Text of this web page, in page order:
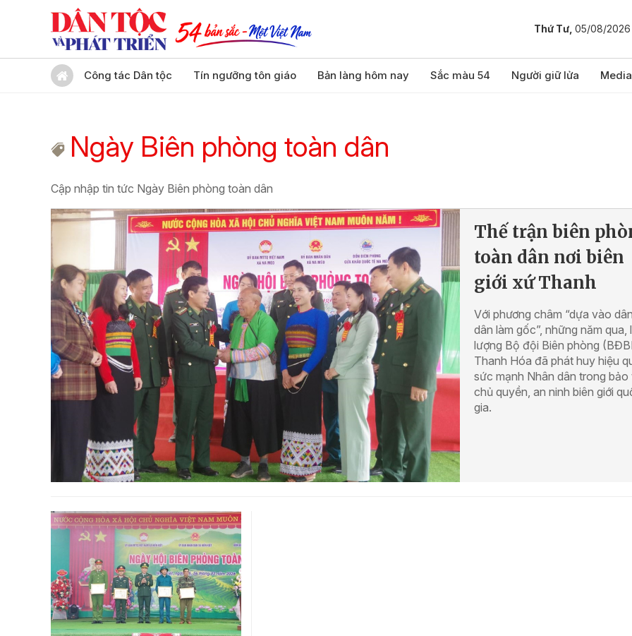
Thứ Tư, 05/08/2026
Công tác Dân tộc Tín ngưỡng tôn giáo Bản làng hôm nay Sắc màu 54 Người giữ lửa Media
Ngày Biên phòng toàn dân
Cập nhập tin tức Ngày Biên phòng toàn dân
Thế trận biên
toàn dân nơi biên
giới xứ Thanh
Với phương châm “dựa vào
dân làm gốc”, những năm qua,
lượng Bộ đội Biên phòng
Thanh Hóa đã phát huy hiệu
sức mạnh Nhân dân trong bảo
chủ quyền, an ninh biên giới
gia.